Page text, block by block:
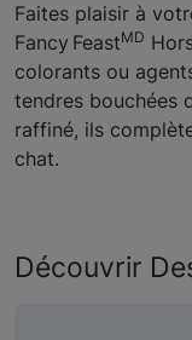
Faites plaisir à
Fancy FeastMD
colorants ou
tendres bouchées
raffiné, ils
chat.
Découvrir